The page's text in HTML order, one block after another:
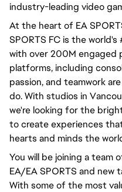
industry-leading video
At the heart of EA
SPORTS FC is the
with over 200M engaged
platforms, including
passion, and teamwork
do. With studios in
we're looking for the
to create experiences
hearts and minds the
You will be joining a team
EA/EA SPORTS and new
With some of the most